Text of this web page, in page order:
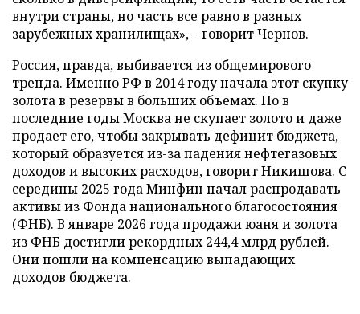
внутри страны, но часть все равно в разных
зарубежных хранилищах», – говорит Чернов.
Россия, правда, выбивается из общемирового
тренда. Именно РФ в 2014 году начала этот скупку
золота в резервы в больших объемах. Но в
последние годы Москва не скупает золото и даже
продает его, чтобы закрывать дефицит бюджета,
который образуется из-за падения нефтегазовых
доходов и высоких расходов, говорит Никишова. С
середины 2025 года Минфин начал распродавать
активы из Фонда национального благосостояния
(ФНБ). В январе 2026 года продажи юаня и золота
из ФНБ достигли рекордных 244,4 млрд рублей.
Они пошли на компенсацию выпадающих
доходов бюджета.